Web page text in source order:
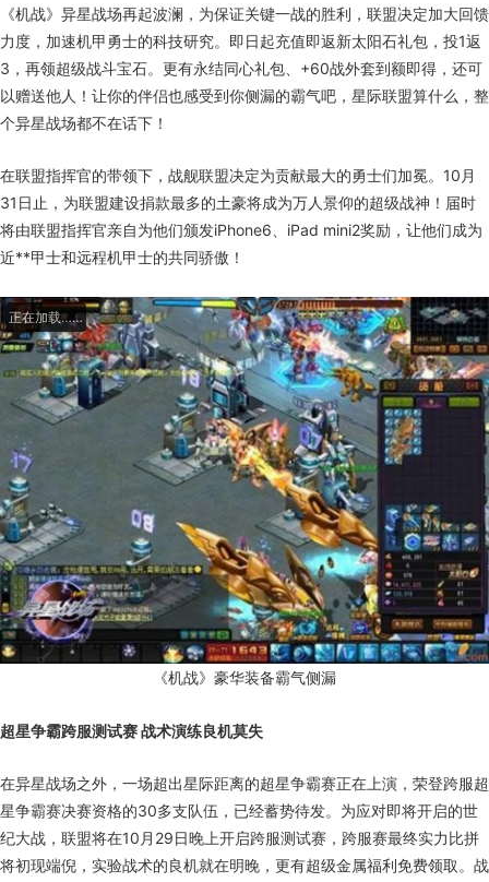
《机战》异星战场再起波澜，为保证关键一战的胜利，联盟决定加大回馈
力度，加速机甲勇士的科技研究。即日起充值即返新太阳石礼包，投1返
3，再领超级战斗宝石。更有永结同心礼包、+60战外套到额即得，还可
以赠送他人！让你的伴侣也感受到你侧漏的霸气吧，星际联盟算什么，整
个异星战场都不在话下！
在联盟指挥官的带领下，战舰联盟决定为贡献最大的勇士们加冕。10月
31日止，为联盟建设捐款最多的土豪将成为万人景仰的超级战神！届时
将由联盟指挥官亲自为他们颁发iPhone6、iPad mini2奖励，让他们成为
近**甲士和远程机甲士的共同骄傲！
正在加载……
《机战》豪华装备霸气侧漏
超星争霸跨服测试赛 战术演练良机莫失
在异星战场之外，一场超出星际距离的超星争霸赛正在上演，荣登跨服超
星争霸赛决赛资格的30多支队伍，已经蓄势待发。为应对即将开启的世
纪大战，联盟将在10月29日晚上开启跨服测试赛，跨服赛最终实力比拼
将初现端倪，实验战术的良机就在明晚，更有超级金属福利免费领取。战